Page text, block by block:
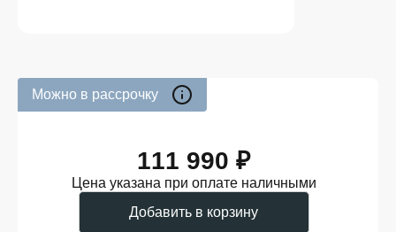
Можно в рассрочку
111 990 ₽
Цена указана при оплате наличными
Добавить в корзину